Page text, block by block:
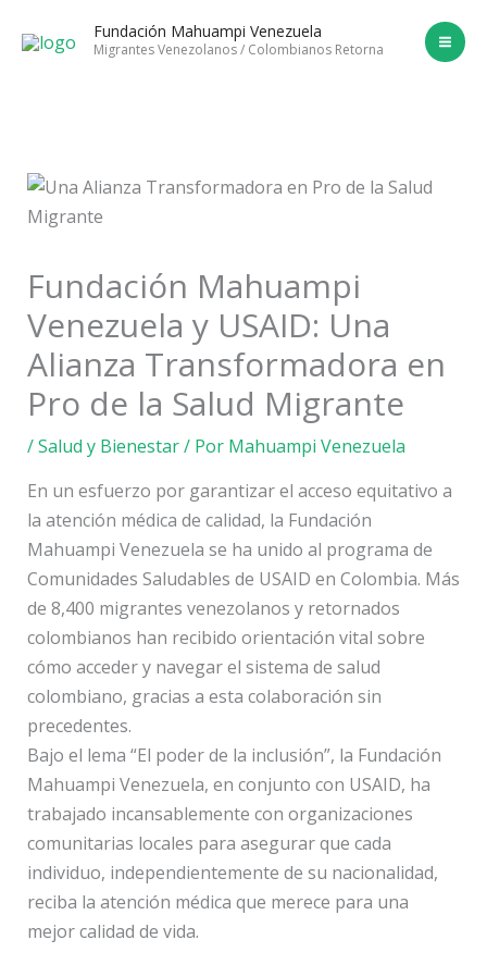
Fundación Mahuampi Venezuela
Migrantes Venezolanos / Colombianos Retorna
Fundación Mahuampi
Venezuela y USAID: Una
Alianza Transformadora en
Pro de la Salud Migrante
/Salud y Bienestar/ Por Mahuampi Venezuela
En un esfuerzo por garantizar el acceso equitativo a
la atención médica de calidad, la Fundación
Mahuampi Venezuela se ha unido al programa de
Comunidades Saludables de USAID en Colombia. Más
de 8,400 migrantes venezolanos y retornados
colombianos han recibido orientación vital sobre
cómo acceder y navegar el sistema de salud
colombiano, gracias a esta colaboración sin
precedentes.
Bajo el lema “El poder de la inclusión”, la Fundación
Mahuampi Venezuela, en conjunto con USAID, ha
trabajado incansablemente con organizaciones
comunitarias locales para asegurar que cada
individuo, independientemente de su nacionalidad,
reciba la atención médica que merece para una
mejor calidad de vida.